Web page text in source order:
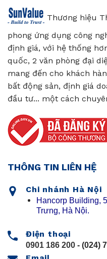
Thương hiệu
phong ứng dụng công
định giá, với hệ thống
quốc, 2 văn phòng đại
mang đến cho khách
bất động sản, định giá
đầu tư... một cách
THÔNG TIN LIÊN HỆ
Chi nhánh Hà Nội
Hancorp Building,
Trưng, Hà Nội.
Điện thoại
0901 186 200 - (024)